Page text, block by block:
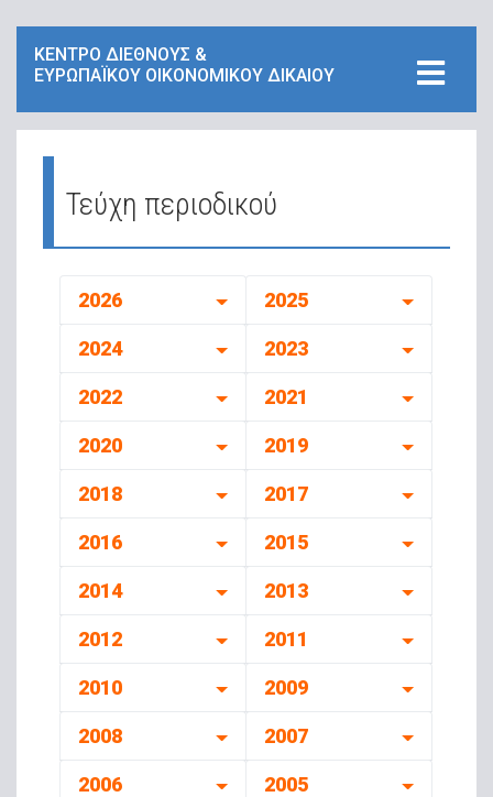
ΚΕΝΤΡΟ ΔΙΕΘΝΟΥΣ &
ΕΥΡΩΠΑΪΚΟΥ ΟΙΚΟΝΟΜΙΚΟΥ ΔΙΚΑΙΟΥ
Τεύχη περιοδικού
2026 2025
2024 2023
2022 2021
2020 2019
2018 2017
2016 2015
2014 2013
2012 2011
2010 2009
2008 2007
2006 2005